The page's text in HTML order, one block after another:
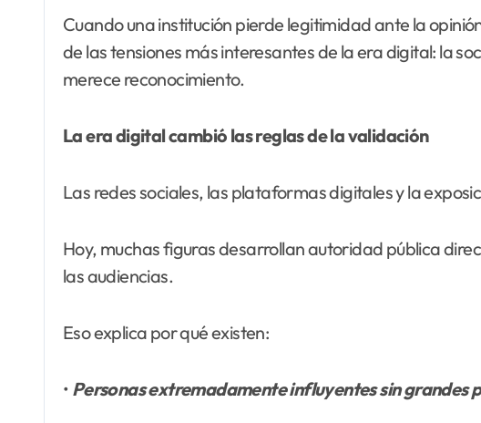
Cuando una institución pierde legitimidad ante la
de las tensiones más interesantes de la era digital: la
merece reconocimiento.
La era digital cambió las reglas de la validación
Las redes sociales, las plataformas digitales y la
Hoy, muchas figuras desarrollan autoridad pública
las audiencias.
Eso explica por qué existen:
• Personas extremadamente influyentes sin grandes